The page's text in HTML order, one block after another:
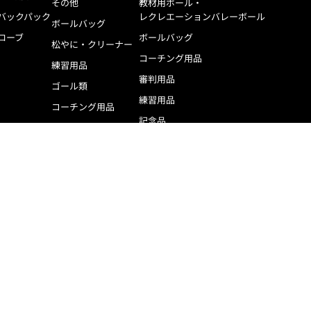
ックパック
ーブ
その他
ボールバッグ
松やに・クリーナー
練習用品
ゴール類
コーチング用品
教材用ボール・
レクレエーションバレーボール
ボールバッグ
コーチング用品
審判用品
練習用品
記念品